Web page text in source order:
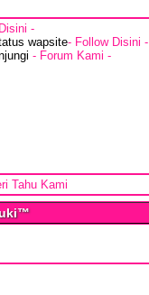
-
wapsite- Follow Disini -
- Forum Kami -
Tahu Kami